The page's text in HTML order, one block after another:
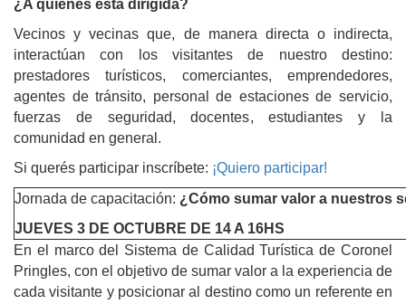
¿A quiénes está dirigida?
Vecinos y vecinas que, de manera directa o indirecta,
interactúan con los visitantes de nuestro destino:
prestadores turísticos, comerciantes, emprendedores,
agentes de tránsito, personal de estaciones de servicio,
fuerzas de seguridad, docentes, estudiantes y la
comunidad en general.
Si querés participar inscríbete: ¡Quiero participar!
Jornada de capacitación: ¿Cómo sumar valor a nuestros
JUEVES 3 DE OCTUBRE DE 14 A 16HS
En el marco del Sistema de Calidad Turística de Coronel
Pringles, con el objetivo de sumar valor a la experiencia de
cada visitante y posicionar al destino como un referente en